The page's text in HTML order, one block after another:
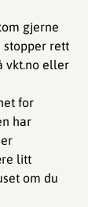
gjerne
stopper rett
vkt.no eller
for
har
litt
om du